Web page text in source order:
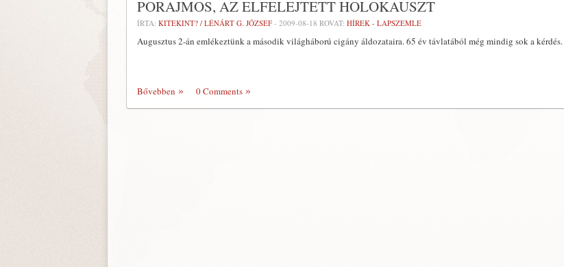
PORAJMOS, AZ ELFELEJTETT HOLOKAUSZT
ÍRTA: KITEKINT? / LÉNÁRT G. JÓZSEF - 2009-08-18 ROVAT: HÍREK - LAPSZEMLE
Augusztus 2-án emlékeztünk a második világháború cigány áldozataira. 65 év távlatából még mindig sok a kérdés.
Bővebben 0 Comments